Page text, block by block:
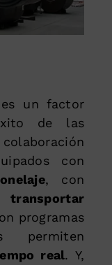
un factor
de las
colaboración
con
, con
programas
permiten
real. Y,